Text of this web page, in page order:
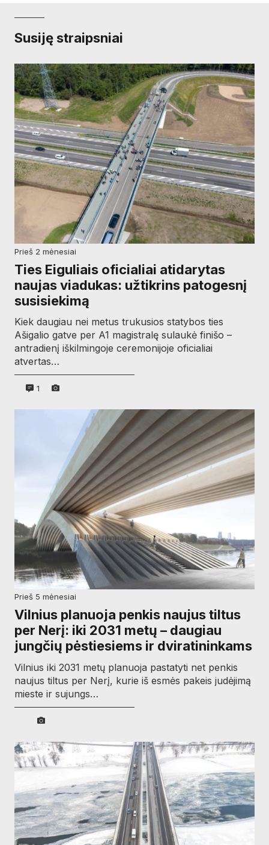
Susiję straipsniai
prieš 2 mėnesiai
Ties Eiguliais oficialiai atidarytas
naujas viadukas: užtikrins patogesnį
susisiekimą
Kiek daugiau nei metus trukusios statybos ties
Ašigalio gatve per A1 magistralę sulaukė finišo –
antradienį iškilmingoje ceremonijoje oficialiai
atvertas…
1
prieš 5 mėnesiai
Vilnius planuoja penkis naujus tiltus
per Nerį: iki 2031 metų – daugiau
jungčių pėstiesiems ir dviratininkams
Vilnius iki 2031 metų planuoja pastatyti net penkis
naujus tiltus per Nerį, kurie iš esmės pakeis judėjimą
mieste ir sujungs…